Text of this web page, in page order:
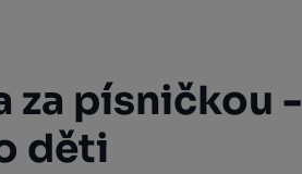
za písničkou -
děti